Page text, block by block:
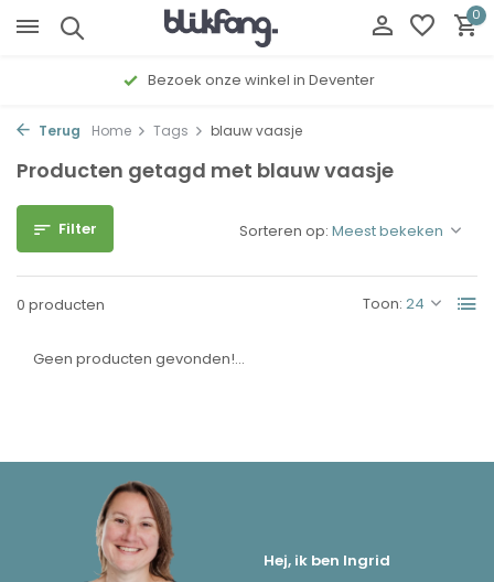
0
Bezoek onze winkel in Deventer
Terug Home Tags blauw vaasje
Producten getagd met blauw vaasje
Filter
0 producten Toon:
Sorteren op:
Geen producten gevonden!...
Hej, ik ben Ingrid